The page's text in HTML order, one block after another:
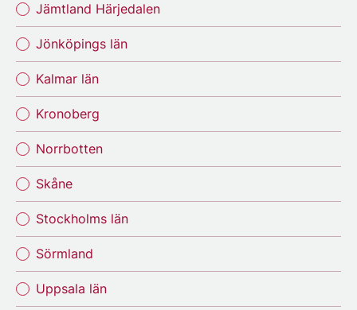
Jämtland Härjedalen
Jönköpings län
Kalmar län
Kronoberg
Norrbotten
Skåne
Stockholms län
Sörmland
Uppsala län